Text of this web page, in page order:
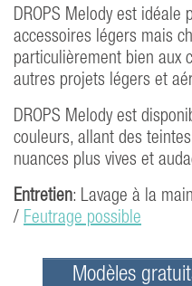
DROPS Melody est
accessoires légers mais
particulièrement bien aux
autres projets légers et
DROPS Melody est
couleurs, allant des
nuances plus vives et
Entretien: Lavage à la
/ Feutrage possible
Modèles